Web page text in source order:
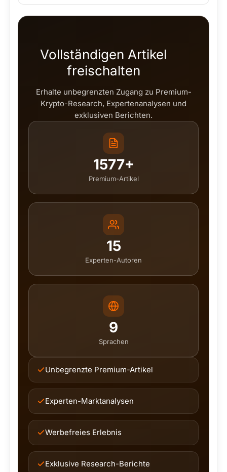
Vollständigen Artikel
freischalten
Erhalte unbegrenzten Zugang zu Premium-
Krypto-Research, Expertenanalysen und
exklusiven Berichten.
1577+
Premium-Artikel
15
Experten-Autoren
9
Sprachen
Unbegrenzte Premium-Artikel
Experten-Marktanalysen
Werbefreies Erlebnis
Exklusive Research-Berichte